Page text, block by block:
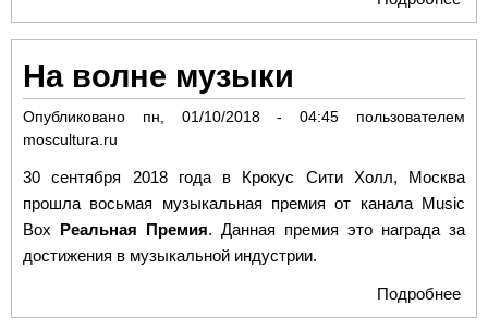
На волне музыки
Опубликовано пн, 01/10/2018 - 04:45 пользователем
moscultura.ru
30 сентября 2018 года в Крокус Сити Холл, Москва
прошла восьмая музыкальная премия от канала Music
Box Реальная Премия. Данная премия это награда за
достижения в музыкальной индустрии.
Подробнее